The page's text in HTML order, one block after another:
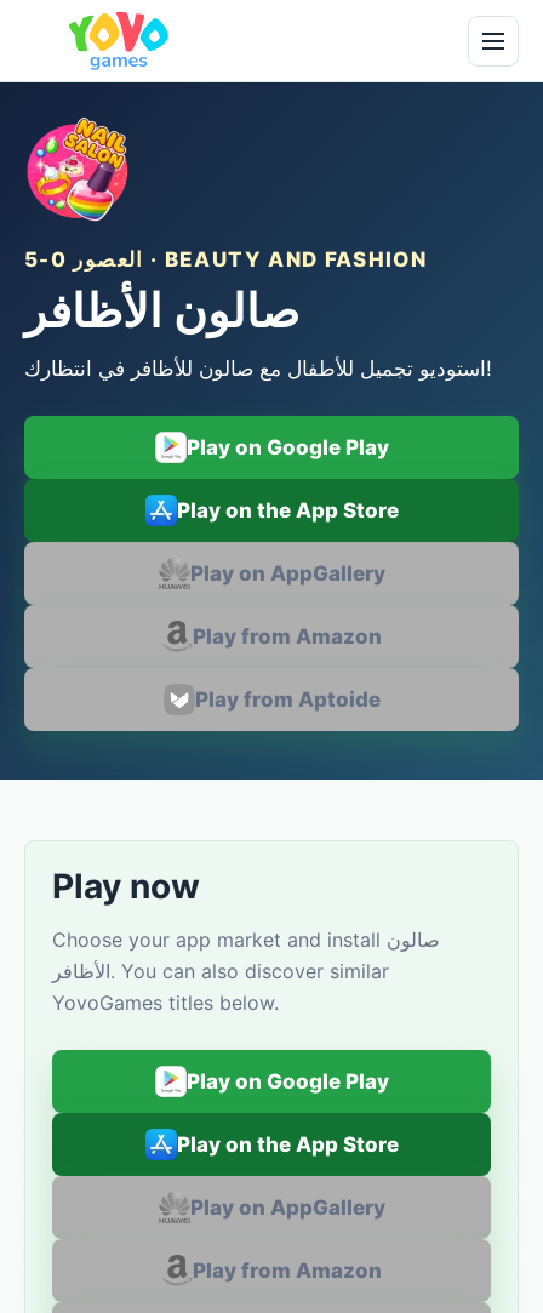
العصور 0-5 · BEAUTY AND FASHION
صالون الأظافر
استوديو تجميل للأطفال مع صالون للأظافر في انتظارك!
Play on Google Play
Play on the App Store
Play on AppGallery
Play from Amazon
Play from Aptoide
Play now
Choose your app market and install صالون
الأظافر. You can also discover similar
YovoGames titles below.
Play on Google Play
Play on the App Store
Play on AppGallery
Play from Amazon